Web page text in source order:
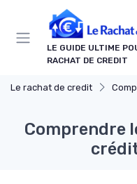
LE GUIDE ULTIME
RACHAT DE CREDIT
Le rachat de credit
Comprendre
Panneau de gestion des